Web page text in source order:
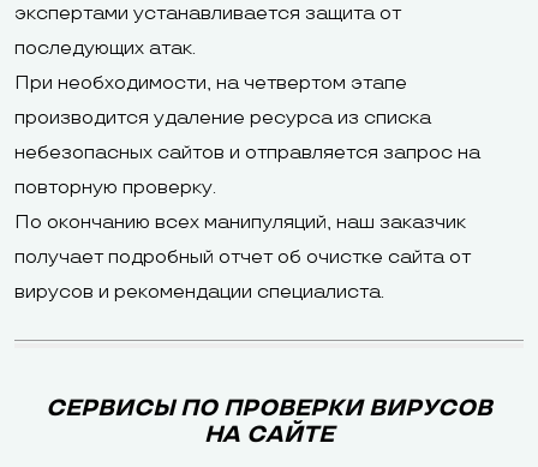
экспертами устанавливается защита от
последующих атак.
При необходимости, на четвертом этапе
производится удаление ресурса из списка
небезопасных сайтов и отправляется запрос на
повторную проверку.
По окончанию всех манипуляций, наш заказчик
получает подробный отчет об очистке сайта от
вирусов и рекомендации специалиста.
СЕРВИСЫ ПО ПРОВЕРКИ ВИРУСОВ
НА САЙТЕ